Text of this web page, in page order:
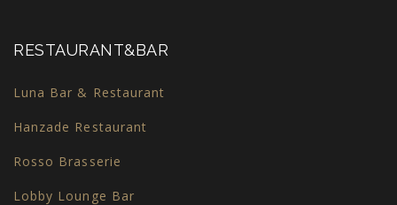
RESTAURANT&BAR
Luna Bar & Restaurant
Hanzade Restaurant
Rosso Brasserie
Lobby Lounge Bar